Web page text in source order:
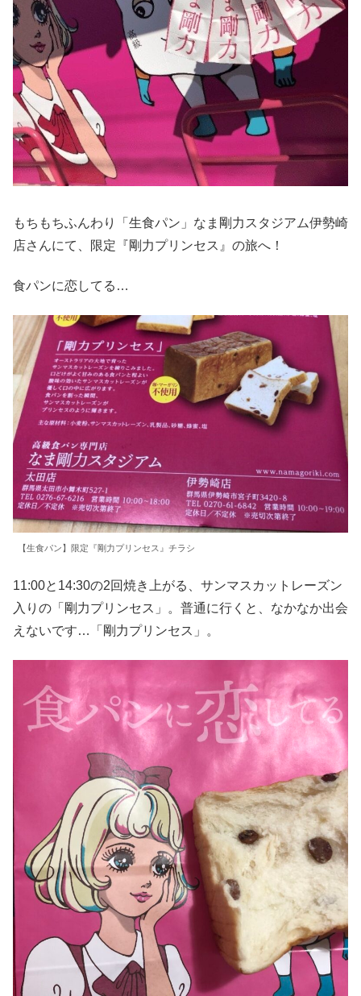
もちもちふんわり「生食パン」なま剛力スタジアム伊勢崎
店さんにて、限定『剛力プリンセス』の旅へ！
食パンに恋してる…
【生食パン】限定『剛力プリンセス』チラシ
11:00と14:30の2回焼き上がる、サンマスカットレーズン
入りの「剛力プリンセス」。普通に行くと、なかなか出会
えないです…「剛力プリンセス」。